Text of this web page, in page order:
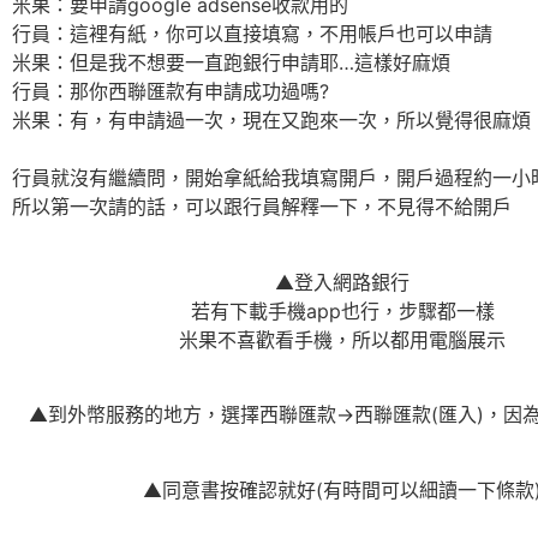
米果：要申請google adsense收款用的
行員：這裡有紙，你可以直接填寫，不用帳戶也可以申請
米果：但是我不想要一直跑銀行申請耶…這樣好麻煩
行員：那你西聯匯款有申請成功過嗎?
米果：有，有申請過一次，現在又跑來一次，所以覺得很麻煩
行員就沒有繼續問，開始拿紙給我填寫開戶，開戶過程約一小
所以第一次請的話，可以跟行員解釋一下，不見得不給開戶
▲登入網路銀行
若有下載手機app也行，步驟都一樣
米果不喜歡看手機，所以都用電腦展示
▲到外幣服務的地方，選擇西聯匯款→西聯匯款(匯入)，因
▲同意書按確認就好(有時間可以細讀一下條款)